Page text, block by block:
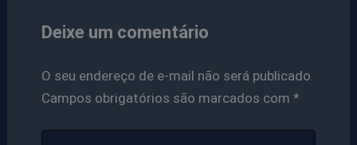
Deixe um comentário
O seu endereço de e-mail não será publicado.
Campos obrigatórios são marcados com *